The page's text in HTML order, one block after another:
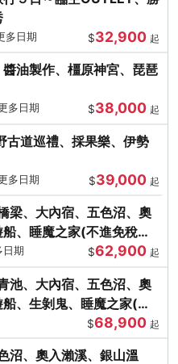
多日期 $32,900 起
油製作、橿原神宮、琵琶
多日期 $38,000 起
古道巡禮、採果樂、伊勢
多日期 $39,000 起
梁、大內宿、五色沼、奧
、睡魔之家(不進免稅店)
日期 $62,900 起
池、大內宿、五色沼、奧
、生剝鬼、睡魔之家(不
$68,900 起
沼、奧入瀨溪、銀山溫